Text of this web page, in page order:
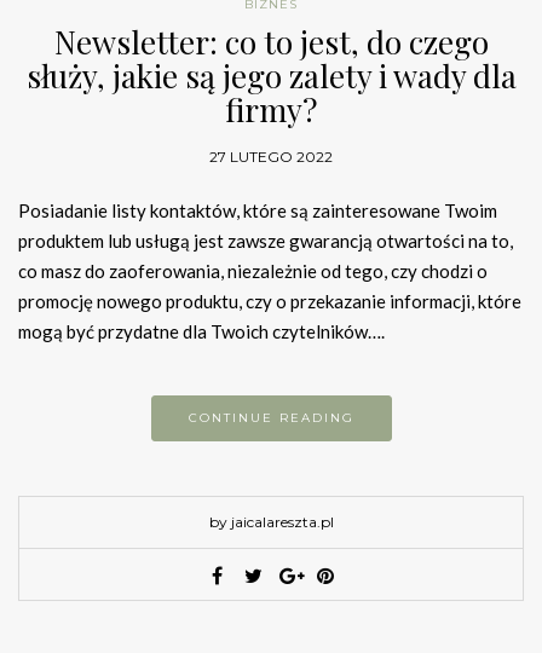
BIZNES
Newsletter: co to jest, do czego
służy, jakie są jego zalety i wady dla
firmy?
27 LUTEGO 2022
Posiadanie listy kontaktów, które są zainteresowane Twoim
produktem lub usługą jest zawsze gwarancją otwartości na to,
co masz do zaoferowania, niezależnie od tego, czy chodzi o
promocję nowego produktu, czy o przekazanie informacji, które
mogą być przydatne dla Twoich czytelników….
CONTINUE READING
by jaicalareszta.pl